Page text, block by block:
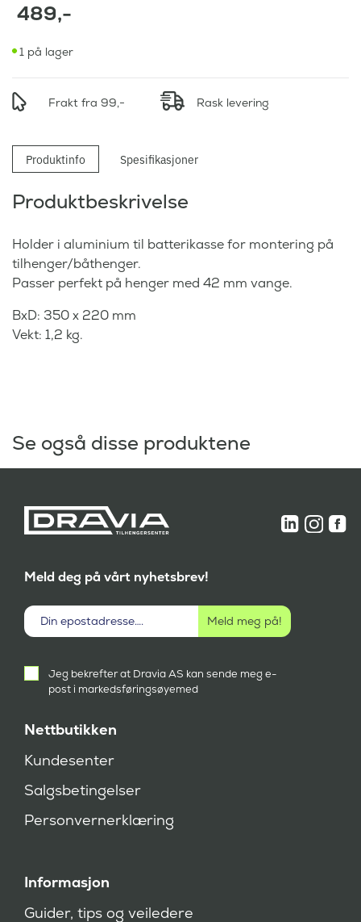
489,-
1 på lager
Frakt fra 99,- Rask levering
Produktinfo Spesifikasjoner
Produktbeskrivelse
Holder i aluminium til batterikasse for montering på
tilhenger/båthenger.
Passer perfekt på henger med 42 mm vange.
BxD: 350 x 220 mm
Vekt: 1,2 kg.
Se også disse produktene
Nettbutikken
Kundesenter
Salgsbetingelser
Personvernerklæring
Informasjon
Guider, tips og veiledere
Meld deg på vårt nyhetsbrev!
samtykke
k
e
d
Jeg bekrefter at Dravia AS kan sende meg e-
post i markedsføringsøyemed